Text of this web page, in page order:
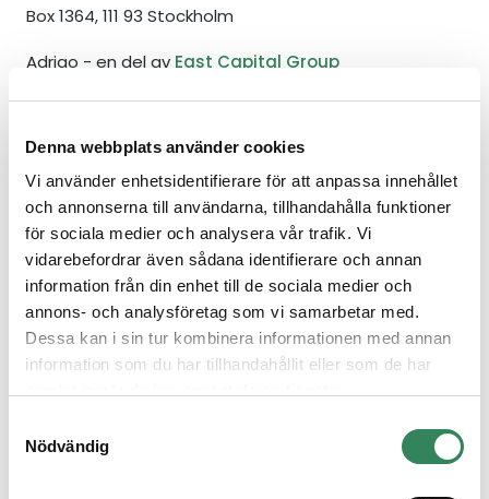
Denna webbplats använder cookies
Vi använder enhetsidentifierare för att anpassa innehållet
och annonserna till användarna, tillhandahålla funktioner
för sociala medier och analysera vår trafik. Vi
vidarebefordrar även sådana identifierare och annan
information från din enhet till de sociala medier och
annons- och analysföretag som vi samarbetar med.
Dessa kan i sin tur kombinera informationen med annan
information som du har tillhandahållit eller som de har
Nödvändig
Box 1364, 111 93 Stockholm
Adrigo - en del av East Capital Group